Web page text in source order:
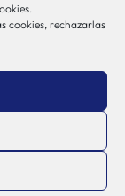
cookies, rechazarlas